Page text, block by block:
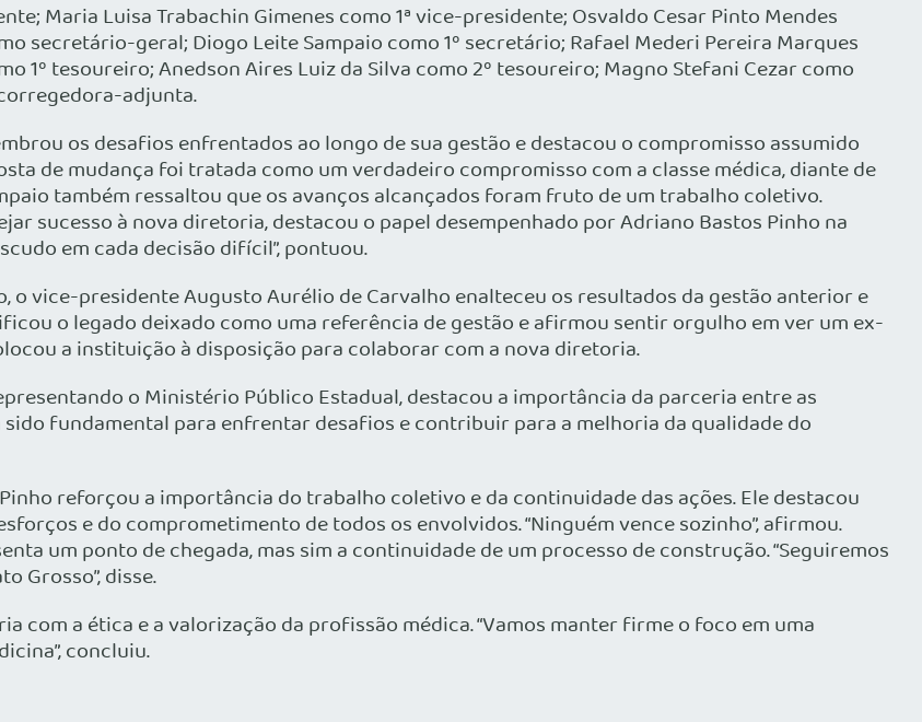
Maria Luisa Trabachin Gimenes como 1ª vice-presidente; Osvaldo Cesar Pinto Mendes
secretário-geral; Diogo Leite Sampaio como 1º secretário; Rafael Mederi Pereira Marques
1º tesoureiro; Anedson Aires Luiz da Silva como 2º tesoureiro; Magno Stefani Cezar como
adjunta.
os desafios enfrentados ao longo de sua gestão e destacou o compromisso assumido
de mudança foi tratada como um verdadeiro compromisso com a classe médica, diante de
também ressaltou que os avanços alcançados foram fruto de um trabalho coletivo.
sucesso à nova diretoria, destacou o papel desempenhado por Adriano Bastos Pinho na
em cada decisão difícil”, pontuou.
o vice-presidente Augusto Aurélio de Carvalho enalteceu os resultados da gestão anterior e
o legado deixado como uma referência de gestão e afirmou sentir orgulho em ver um ex-
a instituição à disposição para colaborar com a nova diretoria.
o Ministério Público Estadual, destacou a importância da parceria entre as
fundamental para enfrentar desafios e contribuir para a melhoria da qualidade do
reforçou a importância do trabalho coletivo e da continuidade das ações. Ele destacou
e do comprometimento de todos os envolvidos. “Ninguém vence sozinho”, afirmou.
um ponto de chegada, mas sim a continuidade de um processo de construção. “Seguiremos
Grosso”, disse.
a ética e a valorização da profissão médica. “Vamos manter firme o foco em uma
concluiu.